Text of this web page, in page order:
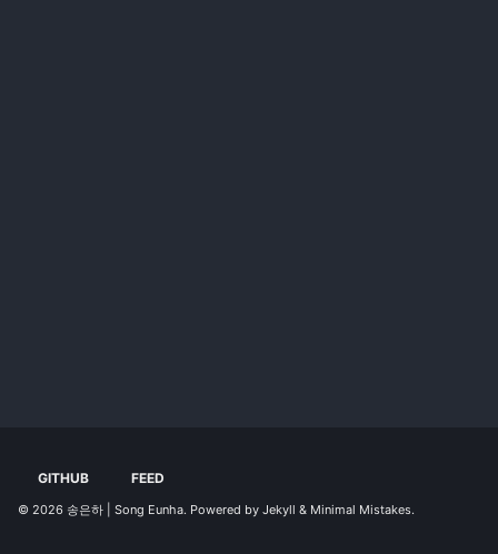
GITHUB FEED
© 2026 송은하 | Song Eunha. Powered by Jekyll & Minimal Mistakes.